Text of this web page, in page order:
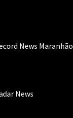
News Maranhão
News